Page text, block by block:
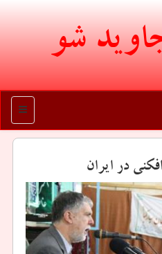
شو
منو
در ایران